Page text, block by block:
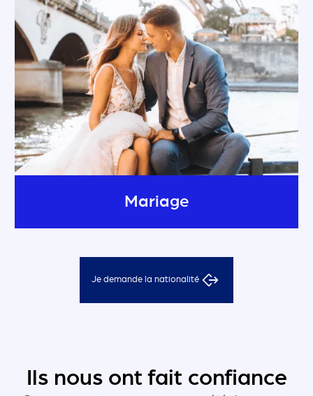
Mariage
Je demande la nationalité
Ils nous ont fait confiance